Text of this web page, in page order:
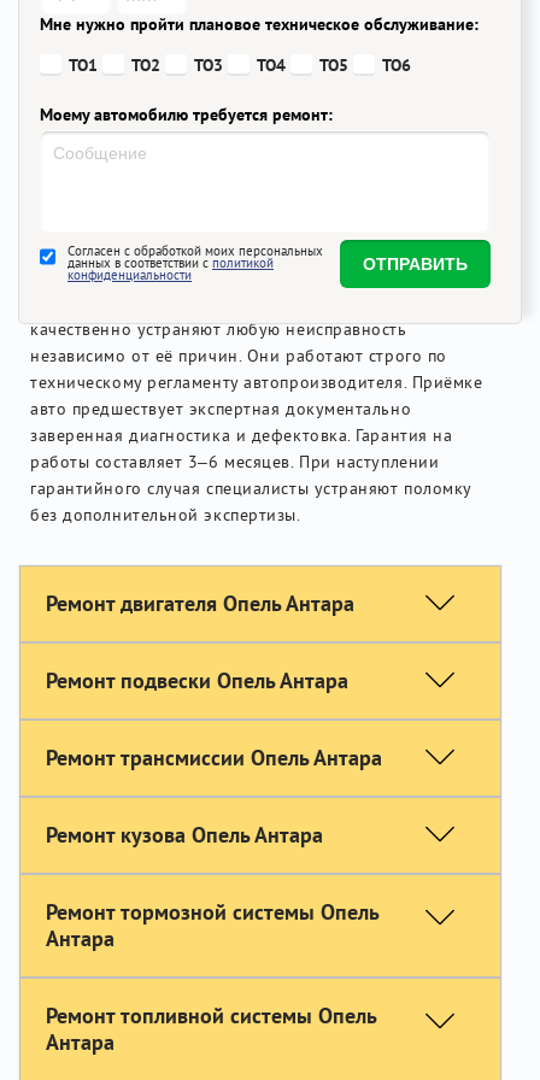
Мне нужно пройти плановое техническое обслуживание:
ТО1
ТО2 ТО3 ТО4 ТО5 ТО6
Моему автомобилю требуется ремонт:
Согласен с обработкой моих персональных
данных в соответствии с политикой
конфиденциальности
пятой двери;
слабый ресурс подшипника вала рулевого
преждевременный износ цепи привода ГРМ.
Некоторые из этих проблем исправил рестайлинг 2011
проявляются вследствие небрежной езды, низкого
качества российских дорог и отечественного топлива.
качественно устраняют любую неисправность
независимо от её причин. Они работают строго по
техническому регламенту автопроизводителя. Приёмке
авто предшествует экспертная документально
заверенная диагностика и дефектовка. Гарантия на
работы составляет 3–6 месяцев. При наступлении
гарантийного случая специалисты устраняют поломку
без дополнительной экспертизы.
Ремонт двигателя Опель Антара
Ремонт подвески Опель Антара
Ремонт трансмиссии Опель Антара
Ремонт кузова Опель Антара
Ремонт тормозной системы Опель
Антара
Ремонт топливной системы Опель
Антара